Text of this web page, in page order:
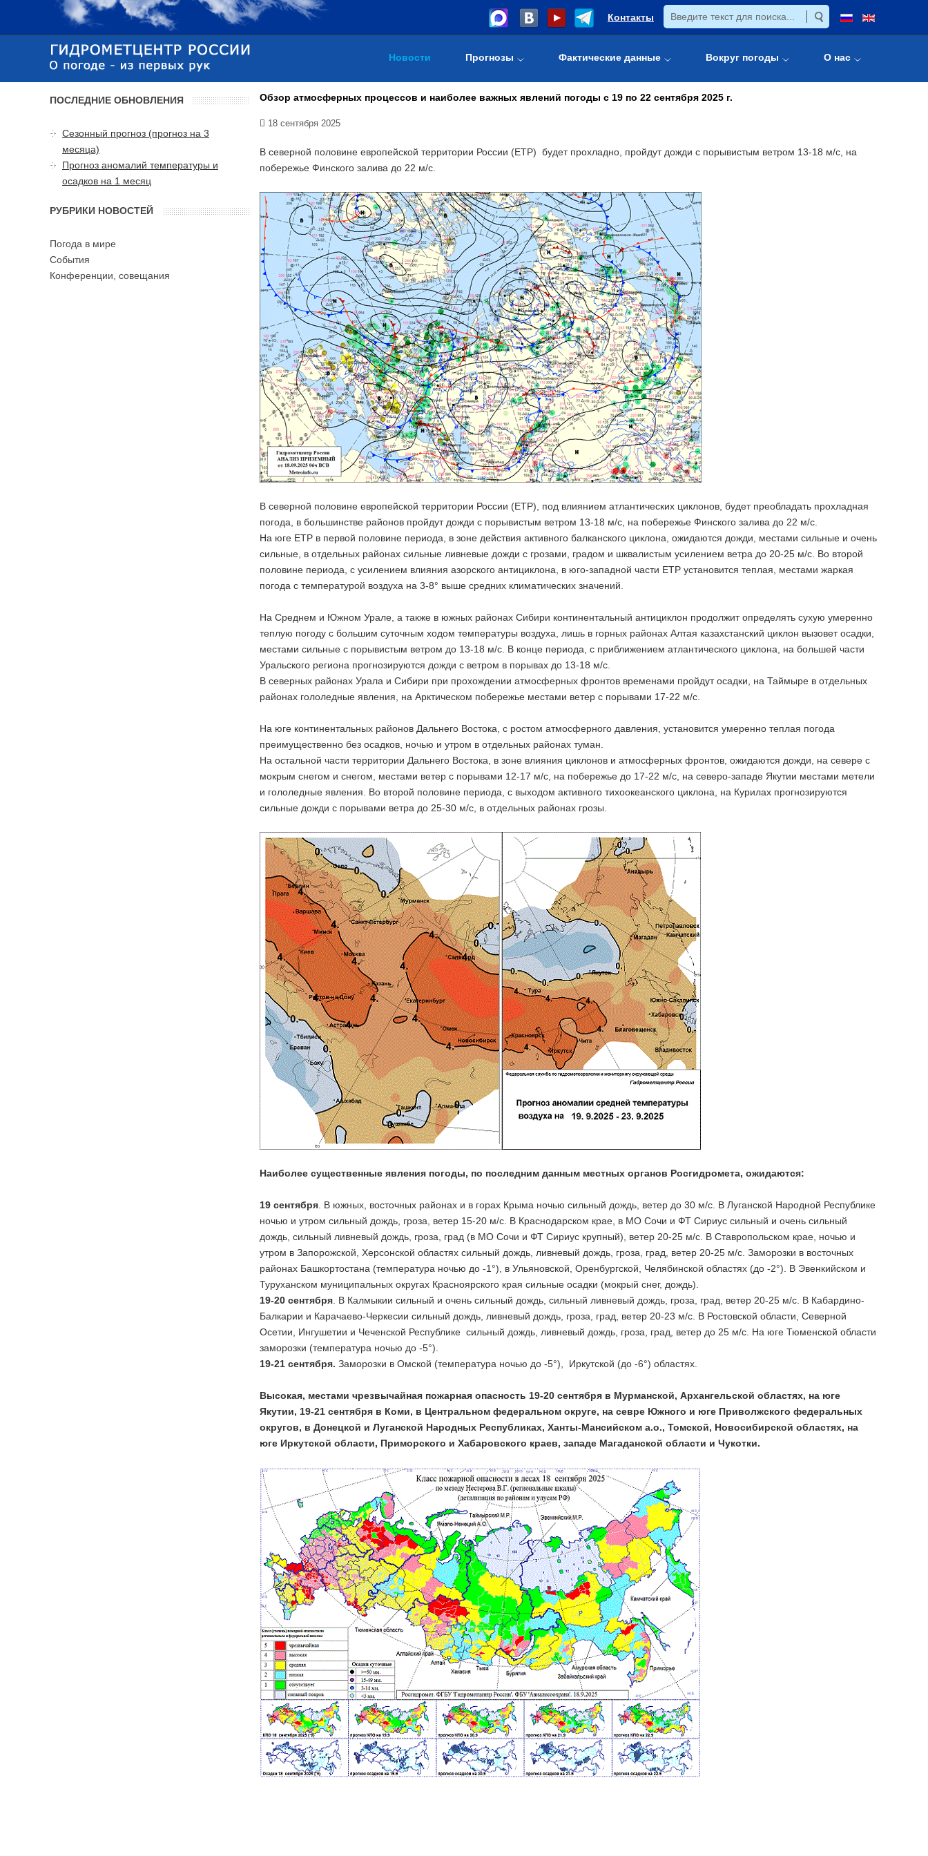
Контакты
Новости Прогнозы Фактические данные Вокруг погоды О нас
Обзор атмосферных процессов и наиболее важных явлений погоды с 19 по 22 сентября 2025 г.
18 сентября 2025
В северной половине европейской территории России (ЕТР) будет прохладно, пройдут дожди с порывистым ветром 13-18 м/с, на
побережье Финского залива до 22 м/с.
В северной половине европейской территории России (ЕТР), под влиянием атлантических циклонов, будет преобладать прохладная
погода, в большинстве районов пройдут дожди с порывистым ветром 13-18 м/с, на побережье Финского залива до 22 м/с.
На юге ЕТР в первой половине периода, в зоне действия активного балканского циклона, ожидаются дожди, местами сильные и очень
сильные, в отдельных районах сильные ливневые дожди с грозами, градом и шквалистым усилением ветра до 20-25 м/с. Во второй
половине периода, с усилением влияния азорского антициклона, в юго-западной части ЕТР установится теплая, местами жаркая
погода с температурой воздуха на 3-8° выше средних климатических значений.
На Среднем и Южном Урале, а также в южных районах Сибири континентальный антициклон продолжит определять сухую умеренно
теплую погоду с большим суточным ходом температуры воздуха, лишь в горных районах Алтая казахстанский циклон вызовет осадки,
местами сильные с порывистым ветром до 13-18 м/с. В конце периода, с приближением атлантического циклона, на большей части
Уральского региона прогнозируются дожди с ветром в порывах до 13-18 м/с.
В северных районах Урала и Сибири при прохождении атмосферных фронтов временами пройдут осадки, на Таймыре в отдельных
районах гололедные явления, на Арктическом побережье местами ветер с порывами 17-22 м/с.
На юге континентальных районов Дальнего Востока, с ростом атмосферного давления, установится умеренно теплая погода
преимущественно без осадков, ночью и утром в отдельных районах туман.
На остальной части территории Дальнего Востока, в зоне влияния циклонов и атмосферных фронтов, ожидаются дожди, на севере с
мокрым снегом и снегом, местами ветер с порывами 12-17 м/с, на побережье до 17-22 м/с, на северо-западе Якутии местами метели
и гололедные явления. Во второй половине периода, с выходом активного тихоокеанского циклона, на Курилах прогнозируются
сильные дожди с порывами ветра до 25-30 м/с, в отдельных районах грозы.
Наиболее существенные явления погоды, по последним данным местных органов Росгидромета, ожидаются:
19 сентября. В южных, восточных районах и в горах Крыма ночью сильный дождь, ветер до 30 м/с. В Луганской Народной Республике
ночью и утром сильный дождь, гроза, ветер 15-20 м/с. В Краснодарском крае, в МО Сочи и ФТ Сириус сильный и очень сильный
дождь, сильный ливневый дождь, гроза, град (в МО Сочи и ФТ Сириус крупный), ветер 20-25 м/с. В Ставропольском крае, ночью и
утром в Запорожской, Херсонской областях сильный дождь, ливневый дождь, гроза, град, ветер 20-25 м/с. Заморозки в восточных
районах Башкортостана (температура ночью до -1°), в Ульяновской, Оренбургской, Челябинской областях (до -2°). В Эвенкийском и
Туруханском муниципальных округах Красноярского края сильные осадки (мокрый снег, дождь).
19-20 сентября. В Калмыкии сильный и очень сильный дождь, сильный ливневый дождь, гроза, град, ветер 20-25 м/с. В Кабардино-
Балкарии и Карачаево-Черкесии сильный дождь, ливневый дождь, гроза, град, ветер 20-23 м/с. В Ростовской области, Северной
Осетии, Ингушетии и Чеченской Республике сильный дождь, ливневый дождь, гроза, град, ветер до 25 м/с. На юге Тюменской области
заморозки (температура ночью до -5°).
19-21 сентября. Заморозки в Омской (температура ночью до -5°), Иркутской (до -6°) областях.
Высокая, местами чрезвычайная пожарная опасность 19-20 сентября в Мурманской, Архангельской областях, на юге
Якутии, 19-21 сентября в Коми, в Центральном федеральном округе, на севре Южного и юге Приволжского федеральных
округов, в Донецкой и Луганской Народных Республиках, Ханты-Мансийском а.о., Томской, Новосибирской областях, на
юге Иркутской области, Приморского и Хабаровского краев, западе Магаданской области и Чукотки.
ПОСЛЕДНИЕ ОБНОВЛЕНИЯ
Сезонный прогноз (прогноз на 3
месяца)
Прогноз аномалий температуры и
осадков на 1 месяц
РУБРИКИ НОВОСТЕЙ
Погода в мире
События
Конференции, совещания